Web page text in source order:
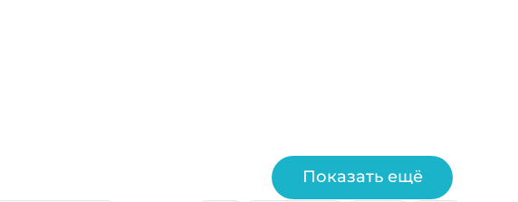
Показать ещё